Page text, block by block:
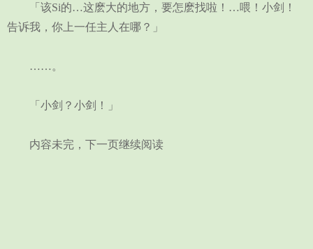
「该Si的…这麽大的地方，要怎麽找啦！…喂！小剑！
告诉我，你上一任主人在哪？」
……。
「小剑？小剑！」
内容未完，下一页继续阅读